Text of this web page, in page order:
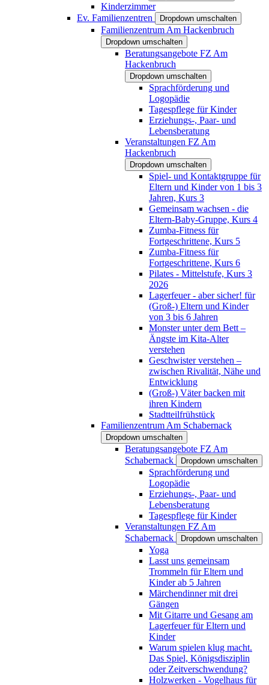
Kinderzimmer
Ev. Familienzentren
Dropdown umschalten
Familienzentrum Am Hackenbruch
Dropdown umschalten
Beratungsangebote FZ Am
Hackenbruch
Dropdown umschalten
Sprachförderung und
Logopädie
Tagespflege für Kinder
Erziehungs-, Paar- und
Lebensberatung
Veranstaltungen FZ Am
Hackenbruch
Dropdown umschalten
Spiel- und Kontaktgruppe für
Eltern und Kinder von 1 bis 3
Jahren, Kurs 3
Gemeinsam wachsen - die
Eltern-Baby-Gruppe, Kurs 4
Zumba-Fitness für
Fortgeschrittene, Kurs 5
Zumba-Fitness für
Fortgeschrittene, Kurs 6
Pilates - Mittelstufe, Kurs 3
2026
Lagerfeuer - aber sicher! für
(Groß-) Eltern und Kinder
von 3 bis 6 Jahren
Monster unter dem Bett –
Ängste im Kita-Alter
verstehen
Geschwister verstehen –
zwischen Rivalität, Nähe und
Entwicklung
(Groß-) Väter backen mit
ihren Kindern
Stadtteilfrühstück
Familienzentrum Am Schabernack
Dropdown umschalten
Beratungsangebote FZ Am
Schabernack
Dropdown umschalten
Sprachförderung und
Logopädie
Erziehungs-, Paar- und
Lebensberatung
Tagespflege für Kinder
Veranstaltungen FZ Am
Schabernack
Dropdown umschalten
Yoga
Lasst uns gemeinsam
Trommeln für Eltern und
Kinder ab 5 Jahren
Märchendinner mit drei
Gängen
Mit Gitarre und Gesang am
Lagerfeuer für Eltern und
Kinder
Warum spielen klug macht.
Das Spiel, Königsdisziplin
oder Zeitverschwendung?
Holzwerken - Vogelhaus für